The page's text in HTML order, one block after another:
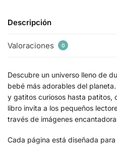
Descripción
Valoraciones 0
Descubre un universo lleno de
bebé más adorables del
y gatitos curiosos hasta patitos,
libro invita a los pequeños
través de imágenes
Cada página está diseñada